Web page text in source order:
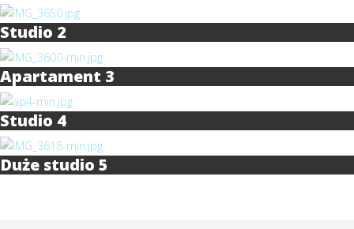
Studio 2
Apartament 3
Studio 4
Duże studio 5